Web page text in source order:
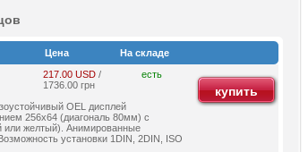
Цена
На складе
217.00 USD /
1736.00 грн
есть
OEL дисплей
256х64 (диагональ 80мм) с
или желтый). Анимированные
установки 1DIN, 2DIN, ISO